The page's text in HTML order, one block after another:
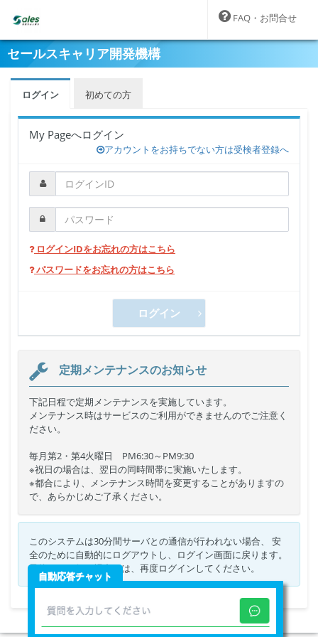
FAQ・お問合せ
セールスキャリア開発機構
ログイン 初めての方
My Pageへログイン
アカウントをお持ちでない方は受検者登録へ
ログインIDをお忘れの方はこちら
パスワードをお忘れの方はこちら
ログイン
定期メンテナンスのお知らせ
下記日程で定期メンテナンスを実施しています。
メンテナンス時はサービスのご利用ができませんのでご注意く
ださい。
毎月第2・第4火曜日 PM6:30～PM9:30
※祝日の場合は、翌日の同時間帯に実施いたします。
※都合により、メンテナンス時間を変更することがありますの
で、あらかじめご了承ください。
このシステムは30分間サーバとの通信が行われない場合、 安
全のために自動的にログアウトし、ログイン画面に戻ります。
予約などを行う場合には、再度ログインしてください。
自動応答チャット